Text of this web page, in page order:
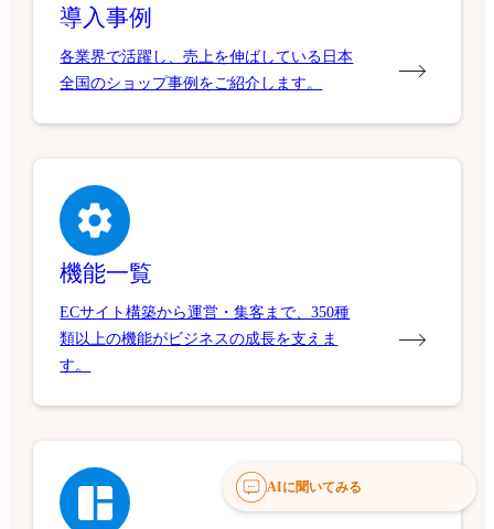
導入事例
各業界で活躍し、売上を伸ばしている日本
全国のショップ事例をご紹介します。
機能一覧
ECサイト構築から運営・集客まで、350種
類以上の機能がビジネスの成長を支えま
す。
AIに聞いてみる